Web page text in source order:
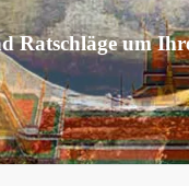
Ratschläge um